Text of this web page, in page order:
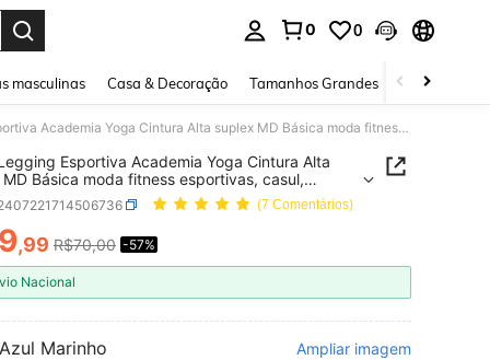
0 0
masculinas Casa & Decoração Tamanhos Grandes Joias e
Calça Legging Esportiva Academia Yoga Cintura Alta suplex MD Básica moda fitness esportivas, casul, caminhada treino
Esportiva Academia Yoga Cintura Alta
fitness esportivas, casul,
treino
(7 Comentários)
AND AVAILABILITY
,99 R$70,00 -57%
Nacional
Azul Marinho Ampliar imagem